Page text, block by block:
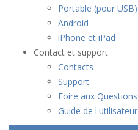
Portable (pour USB)
Android
iPhone et iPad
Contact et support
Contacts
Support
Foire aux Questions
Guide de l'utilisateur